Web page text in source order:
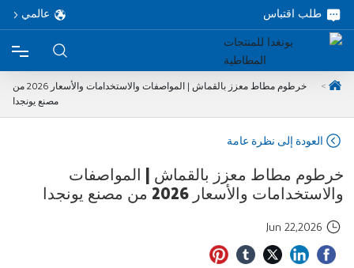
طلب اقتباس عالمي
المنتجات
حول
خرطوم مطاط معزز بالقماش | المواصفات والاستخدامات والأسعار 2026 من
مصنع يونجدا
العودة إلى نظرة عامة
خرطوم مطاط معزز بالقماش | المواصفات
والاستخدامات والأسعار 2026 من مصنع يونجدا